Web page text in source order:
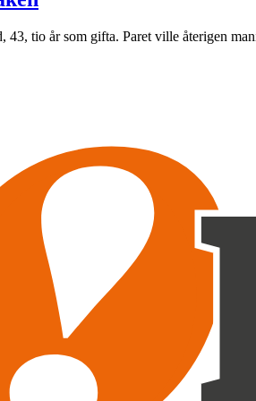
tio år som gifta. Paret ville återigen